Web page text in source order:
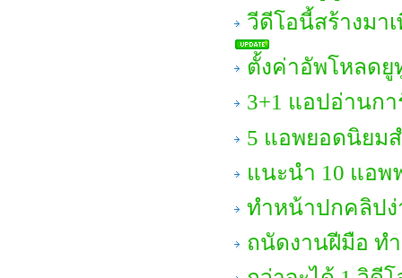
วีดีโอนี้สร้างมา
ตั้งค่าอัพโหลด
3+1 แอปอ่านก
5 แอพยอดนิยม
แนะนำ 10 แอพ
ทำหน้าปกคลิปง่
ถนัดงานฝีมือ ท